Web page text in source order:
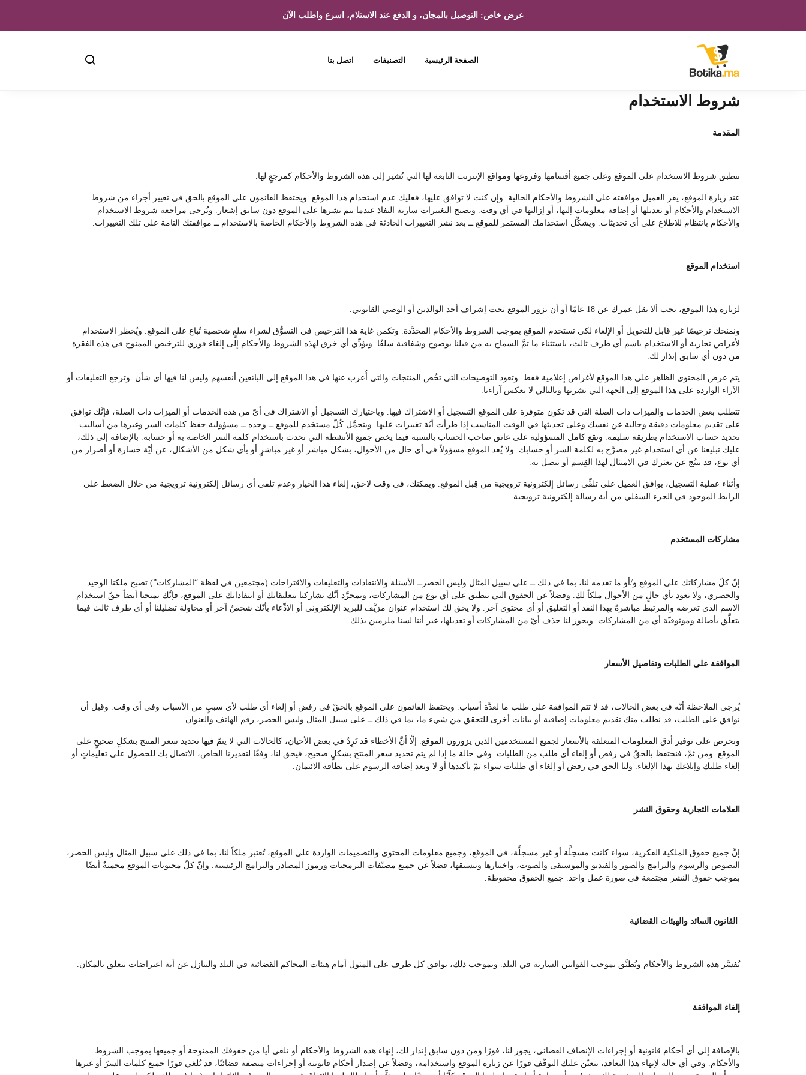
عرض خاص: التوصيل بالمجان، و الدفع عند الاستلام، اسرع واطلب الآن
الصفحة الرئيسية التصنيفات اتصل بنا
شروط الاستخدام
المقدمة
تنطبق شروط الاستخدام على الموقع وعلى جميع أقسامها وفروعها ومواقع الإنترنت التابعة لها التي تُشير إلى هذه الشروط والأحكام كمرجعٍ لها.
عند زيارة الموقع، يقر العميل موافقته على الشروط والأحكام الحالية. وإن كنت لا توافق عليها، فعليك عدم استخدام هذا الموقع. ويحتفظ القائمون على الموقع بالحق في تغيير أجزاء من شروط
الاستخدام والأحكام أو تعديلها أو إضافة معلومات إليها، أو إزالتها في أي وقت. وتصبح التغييرات سارية النفاذ عندما يتم نشرها على الموقع دون سابق إشعار. ويُرجى مراجعة شروط الاستخدام
والأحكام بانتظام للاطلاع على أي تحديثات. ويشكِّل استخدامك المستمر للموقع ــ بعد نشر التغييرات الحادثة في هذه الشروط والأحكام الخاصة بالاستخدام ــ موافقتك التامة على تلك التغييرات.
استخدام الموقع
لزيارة هذا الموقع، يجب ألا يقل عمرك عن 18 عامًا أو أن تزور الموقع تحت إشراف أحد الوالدين أو الوصي القانوني.
ونمنحك ترخيصًا غير قابل للتحويل أو الإلغاء لكي تستخدم الموقع بموجب الشروط والأحكام المحدَّدة. وتكمن غاية هذا الترخيص في التسوُّق لشراء سلعٍ شخصية تُباع على الموقع. ويُحظر الاستخدام
لأغراض تجارية أو الاستخدام باسم أي طرف ثالث، باستثناء ما تمَّ السماح به من قبلنا بوضوح وشفافية سلفًا. ويؤدِّي أي خرق لهذه الشروط والأحكام إلى إلغاء فوري للترخيص الممنوح في هذه الفقرة
من دون أي سابق إنذار لك.
يتم عرض المحتوى الظاهر على هذا الموقع لأغراض إعلامية فقط. وتعود التوضيحات التي تخُص المنتجات والتي أُعرب عنها في هذا الموقع إلى البائعين أنفسهم وليس لنا فيها أي شأن. وترجع التعليقات أو
الآراء الواردة على هذا الموقع إلى الجهة التي نشرتها وبالتالي لا تعكس آراءنا.
تتطلب بعض الخدمات والميزات ذات الصلة التي قد تكون متوفرة على الموقع التسجيل أو الاشتراك فيها. وباختيارك التسجيل أو الاشتراك في أيّ من هذه الخدمات أو الميزات ذات الصلة، فإنَّك توافق
على تقديم معلومات دقيقة وحالية عن نفسك وعلى تحديثها في الوقت المناسب إذا طرأت أيّة تغييرات عليها. ويتحمَّل كُلّ مستخدم للموقع ــ وحده ــ مسؤولية حفظ كلمات السر وغيرها من أساليب
تحديد حساب الاستخدام بطريقة سليمة. وتقع كامل المسؤولية على عاتق صاحب الحساب بالنسبة فيما يخص جميع الأنشطة التي تحدث باستخدام كلمة السر الخاصة به أو حسابه. بالإضافة إلى ذلك،
عليك تبليغنا عن أي استخدام غير مصرَّح به لكلمة السر أو حسابك. ولا يُعد الموقع مسؤولاً في أي حال من الأحوال، بشكل مباشر أو غير مباشرٍ أو بأي شكل من الأشكال، عن أيّة خسارة أو أضرار من
أي نوع، قد تنتُج عن تعثرك في الامتثال لهذا القِسم أو تتصل به.
وأثناء عملية التسجيل، يوافق العميل على تلقِّي رسائل إلكترونية ترويجية من قِبل الموقع. ويمكنك، في وقت لاحق، إلغاء هذا الخيار وعدم تلقي أي رسائل إلكترونية ترويجية من خلال الضغط على
الرابط الموجود في الجزء السفلي من أية رسالة إلكترونية ترويجية.
مشاركات المستخدم
إنّ كلّ مشاركاتك على الموقع و/أو ما تقدمه لنا، بما في ذلك ــ على سبيل المثال وليس الحصرــ الأسئلة والانتقادات والتعليقات والاقتراحات (مجتمعين في لفظة “المشاركات”) تصبح ملكنا الوحيد
والحصري، ولا تعود بأي حالٍ من الأحوال ملكاً لك. وفضلاً عن الحقوق التي تنطبق على أي نوع من المشاركات، وبمجرَّد أنَّك تشاركنا بتعليقاتك أو انتقاداتك على الموقع، فإنَّك تمنحنا أيضاً حقّ استخدام
الاسم الذي تعرضه والمرتبط مباشرةً بهذا النقد أو التعليق أو أي محتوى آخر. ولا يحق لك استخدام عنوان مزيَّف للبريد الإلكتروني أو الادِّعاء بأنّك شخصٌ آخر أو محاولة تضليلنا أو أي طرف ثالث فيما
يتعلَّق بأصالة وموثوقيّة أي من المشاركات. ويجوز لنا حذف أيّ من المشاركات أو تعديلها، غير أننا لسنا ملزمين بذلك.
الموافقة على الطلبات وتفاصيل الأسعار
يُرجى الملاحظة أنّه في بعض الحالات، قد لا تتم الموافقة على طلب ما لعدَّة أسباب. ويحتفظ القائمون على الموقع بالحقّ في رفض أو إلغاء أي طلب لأي سببٍ من الأسباب وفي أي وقت. وقبل أن
نوافق على الطلب، قد نطلب منك تقديم معلومات إضافية أو بيانات أخرى للتحقق من شيء ما، بما في ذلك ــ على سبيل المثال وليس الحصر، رقم الهاتف والعنوان.
ونحرص على توفير أدق المعلومات المتعلقة بالأسعار لجميع المستخدمين الذين يزورون الموقع. إلّا أنَّ الأخطاء قد تَرِدُ في بعض الأحيان، كالحالات التي لا يتمّ فيها تحديد سعر المنتج بشكلٍ صحيحٍ على
الموقع. ومن ثمّ، فنحتفظ بالحقّ في رفض أو إلغاء أي طلب من الطلبات. وفي حالة ما إذا لم يتم تحديد سعر المنتج بشكلٍ صحيح، فيحق لنا، وفقًا لتقديرنا الخاص، الاتصال بك للحصول على تعليماتٍ أو
إلغاء طلبك وإبلاغك بهذا الإلغاء. ولنا الحق في رفض أو إلغاء أي طلبات سواء تمّ تأكيدها أو لا وبعد إضافة الرسوم على بطاقة الائتمان.
العلامات التجارية وحقوق النشر
إنَّ جميع حقوق الملكية الفكرية، سواء كانت مسجلَّة أو غير مسجلَّة، في الموقع، وجميع معلومات المحتوى والتصميمات الواردة على الموقع، تُعتبر ملكاً لنا، بما في ذلك على سبيل المثال وليس الحصر،
النصوص والرسوم والبرامج والصور والفيديو والموسيقى والصوت، واختيارها وتنسيقها، فضلاً عن جميع مصنّفات البرمجيات ورموز المصادر والبرامج الرئيسية. وإنّ كلّ محتويات الموقع محميةٌ أيضًا
بموجب حقوق النشر مجتمعة في صورة عمل واحد. جميع الحقوق محفوظة.
القانون السائد والهيئات القضائية
تُفسَّر هذه الشروط والأحكام وتُطبَّق بموجب القوانين السارية في البلد. وبموجب ذلك، يوافق كل طرف على المثول أمام هيئات المحاكم القضائية في البلد والتنازل عن أية اعتراضات تتعلق بالمكان.
إلغاء الموافقة
بالإضافة إلى أي أحكام قانونية أو إجراءات الإنصاف القضائي، يجوز لنا، فورًا ومن دون سابق إنذار لك، إنهاء هذه الشروط والأحكام أو نلغي أيا من حقوقك الممنوحة أو جميعها بموجب الشروط
والأحكام. وفي أي حالة لإنهاء هذا التعاقد، يتعيّن عليك التوقّف فورًا عن زيارة الموقع واستخدامه، وفضلاً عن إصدار أحكام قانونية أو إجراءات منصفة قضائيًا، قد نُلغي فورًا جميع كلمات السرّ أو غيرها